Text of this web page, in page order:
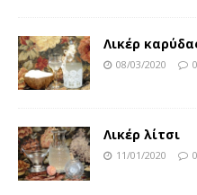
Λικέρ
08/03/2020 0
Λικέρ λίτσι
11/01/2020 0